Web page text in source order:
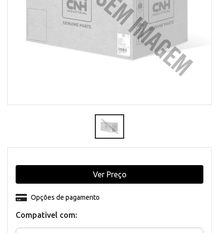
Compativel com:
Opções de pagamento
Ver Preço